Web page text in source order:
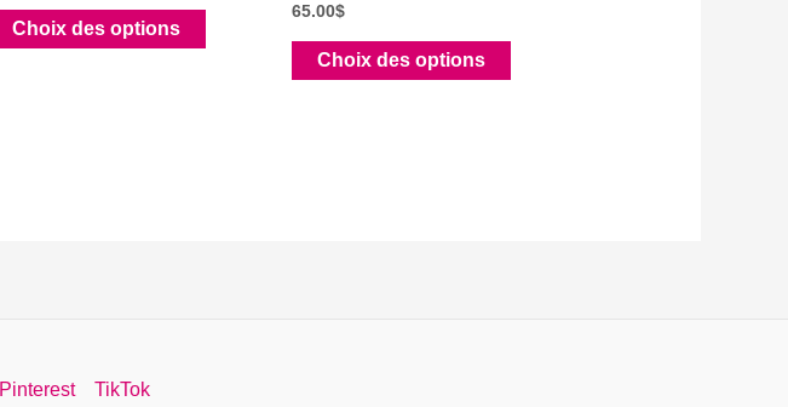
prix :
30.00$
Choix des options
Ce
produit
65.00$
Choix des options
Ce
produit
Pinterest TikTok